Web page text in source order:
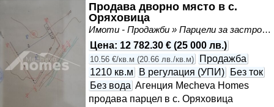
Продава дворно място в с.
Оряховица
Имоти - Продажби » Парцели за застрояване, Инвестиционни проекти
Цена: 12 782.30 € (25 000 лв.)
10.56 €/кв.м (20.66 лв./кв.м)
Продажба
1210 кв.м
В регулация (УПИ)
Без ток
Без вода Агенция Mecheva Homes
продава парцел в с. Оряховица